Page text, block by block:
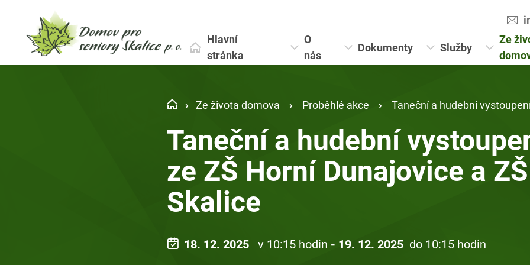
Hlavní
stránka
O
nás
Dokumenty Služby
Ze
Ze života domova Proběhlé akce Taneční a hudební vystoupení dětí ze ZŠ
Taneční a hudební
ze ZŠ Horní Dunajovice a ZŠ
Skalice
18. 12. 2025 v 10:15 hodin - 19. 12. 2025 do 10:15 hodin